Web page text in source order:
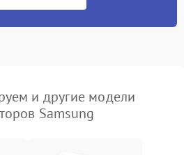
и другие модели
Samsung